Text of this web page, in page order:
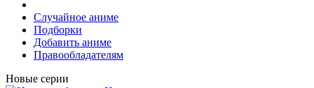
Случайное аниме
Подборки
Добавить аниме
Правообладателям
Новые серии